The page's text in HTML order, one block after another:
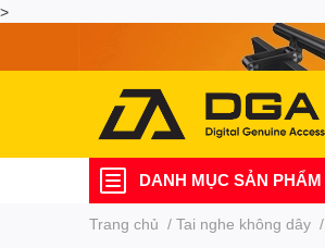
>
DANH MỤC SẢN PHẨM
Trang chủ / Tai nghe không dây /